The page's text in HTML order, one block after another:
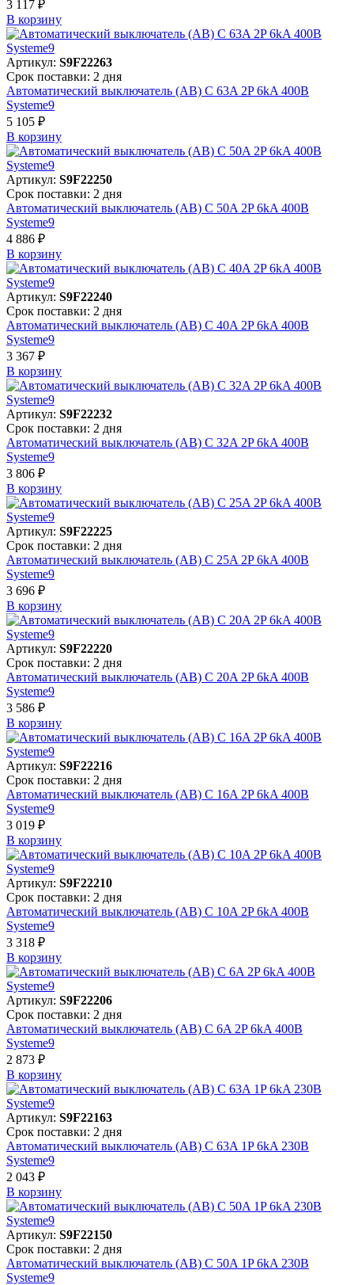
3 117 ₽
В корзинy
Артикул: S9F22263
Срок поставки: 2 дня
Автоматический выключатель (АВ) C 63A 2P 6kA 400В
Systeme9
5 105 ₽
В корзинy
Артикул: S9F22250
Срок поставки: 2 дня
Автоматический выключатель (АВ) C 50A 2P 6kA 400В
Systeme9
4 886 ₽
В корзинy
Артикул: S9F22240
Срок поставки: 2 дня
Автоматический выключатель (АВ) C 40A 2P 6kA 400В
Systeme9
3 367 ₽
В корзинy
Артикул: S9F22232
Срок поставки: 2 дня
Автоматический выключатель (АВ) C 32A 2P 6kA 400В
Systeme9
3 806 ₽
В корзинy
Артикул: S9F22225
Срок поставки: 2 дня
Автоматический выключатель (АВ) C 25A 2P 6kA 400В
Systeme9
3 696 ₽
В корзинy
Артикул: S9F22220
Срок поставки: 2 дня
Автоматический выключатель (АВ) C 20A 2P 6kA 400В
Systeme9
3 586 ₽
В корзинy
Артикул: S9F22216
Срок поставки: 2 дня
Автоматический выключатель (АВ) C 16A 2P 6kA 400В
Systeme9
3 019 ₽
В корзинy
Артикул: S9F22210
Срок поставки: 2 дня
Автоматический выключатель (АВ) C 10A 2P 6kA 400В
Systeme9
3 318 ₽
В корзинy
Артикул: S9F22206
Срок поставки: 2 дня
Автоматический выключатель (АВ) C 6A 2P 6kA 400В
Systeme9
2 873 ₽
В корзинy
Артикул: S9F22163
Срок поставки: 2 дня
Автоматический выключатель (АВ) C 63A 1P 6kA 230В
Systeme9
2 043 ₽
В корзинy
Артикул: S9F22150
Срок поставки: 2 дня
Автоматический выключатель (АВ) C 50A 1P 6kA 230В
Systeme9